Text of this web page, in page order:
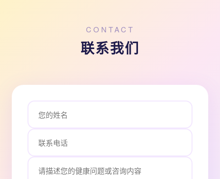
CONTACT
联系我们